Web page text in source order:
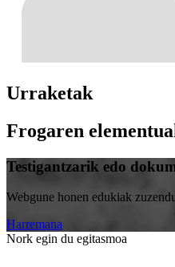
Urraketak
Frogaren
Testigantzarik edo
Webgune honen edukiak
Harremana
Nork egin du egitasmoa